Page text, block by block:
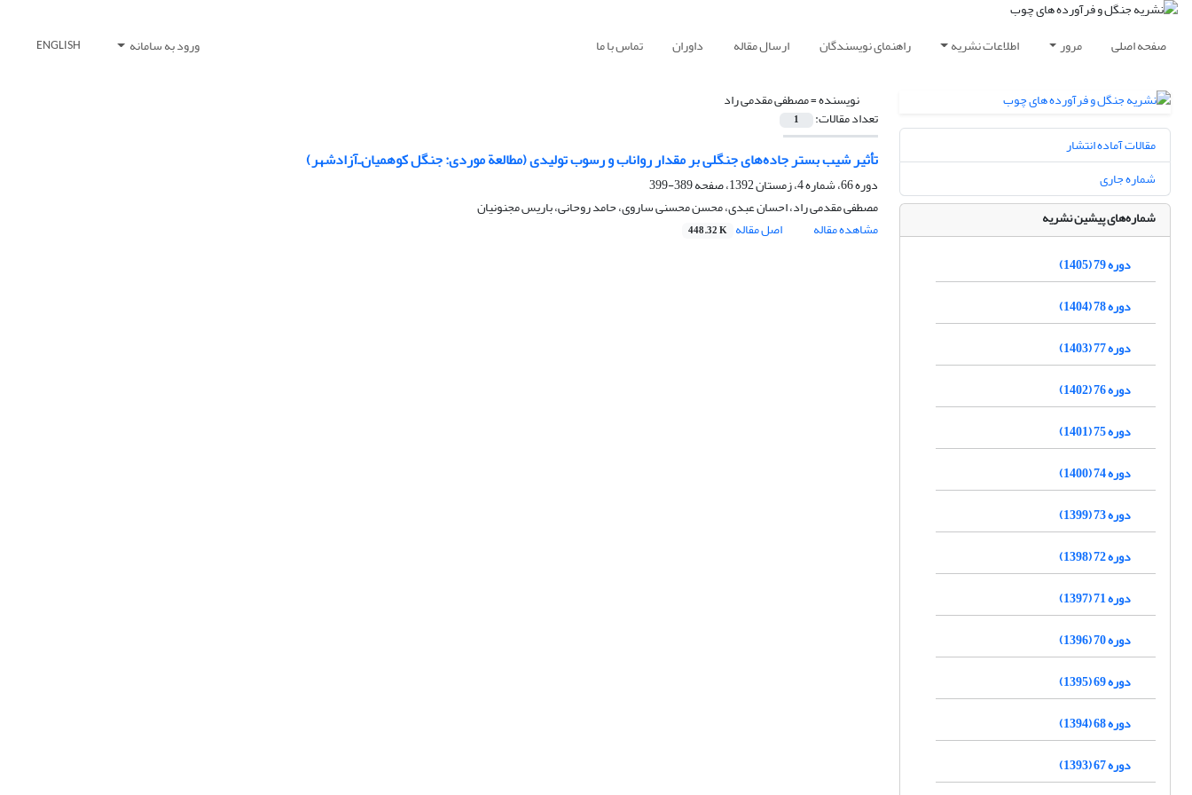
صفحه اصلی مرور اطلاعات نشریه راهنمای نویسندگان ارسال مقاله داوران تماس با ما ورود به سامانه ENGLISH
نویسنده =مصطفی مقدمی راد
تعداد مقالات: 1
تأثیر شیب بستر جاده‌‌های جنگلی بر مقدار رواناب و رسوب تولیدی (مطالعة موردی: جنگل کوهمیان‌ـ‌آزادشهر)
دوره 66، شماره 4، زمستان 1392، صفحه
389-399
مصطفی مقدمی راد، احسان عبدی، محسن محسنی ساروی، حامد روحانی، باریس مجنونیان
مشاهده مقاله
اصل مقاله 448.32 K
مقالات آماده انتشار
شماره جاری
شماره‌های پیشین نشریه
دوره 79 (1405)
دوره 78 (1404)
دوره 77 (1403)
دوره 76 (1402)
دوره 75 (1401)
دوره 74 (1400)
دوره 73 (1399)
دوره 72 (1398)
دوره 71 (1397)
دوره 70 (1396)
دوره 69 (1395)
دوره 68 (1394)
دوره 67 (1393)